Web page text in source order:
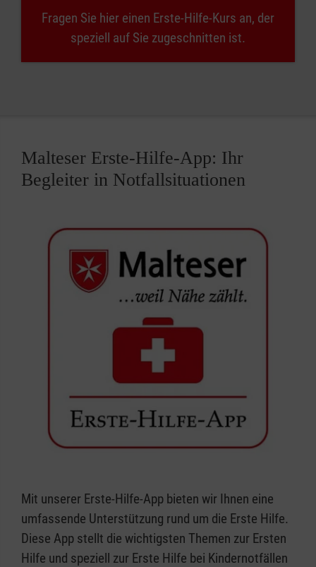
Fragen Sie hier einen Erste-Hilfe-Kurs an, der
speziell auf Sie zugeschnitten ist.
Malteser Erste-Hilfe-App: Ihr
Begleiter in Notfallsituationen
Mit unserer Erste-Hilfe-App bieten wir Ihnen eine
umfassende Unterstützung rund um die Erste Hilfe.
Diese App stellt die wichtigsten Themen zur Ersten
Hilfe und speziell zur Erste Hilfe bei Kindernotfällen